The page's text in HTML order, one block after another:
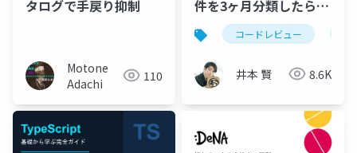
タログで手戻り抑制
Motone
Adachi
110
件を3ヶ月分類したら効
いていたのは2種類だけ
だった ─ Bug/Spec死
守・残り4種類はPRか
ら外す
コードレビュー
井本 賢 8.6K